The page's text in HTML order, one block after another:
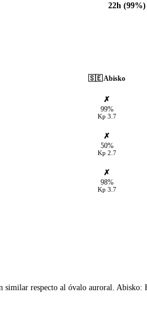
22h (99%)
🇸🇪 Abisko
✗
99%
Kp 3.7
✗
50%
Kp 2.7
✗
98%
Kp 3.7
similar respecto al óvalo auroral.